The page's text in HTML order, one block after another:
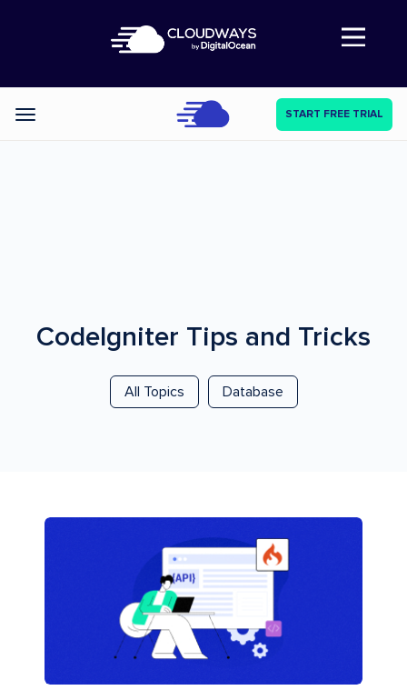
Abre a navegação
Categories START FREE TRIAL
CodeIgniter Tips and Tricks
All Topics Database